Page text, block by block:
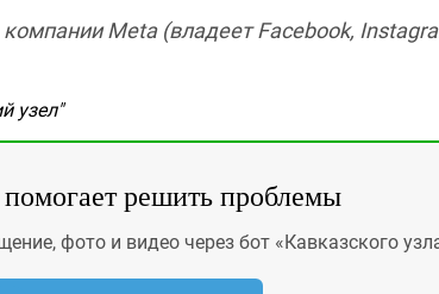
компании Meta (владеет Facebook,
узел"
помогает решить проблемы
фото и видео через бот «Кавказского